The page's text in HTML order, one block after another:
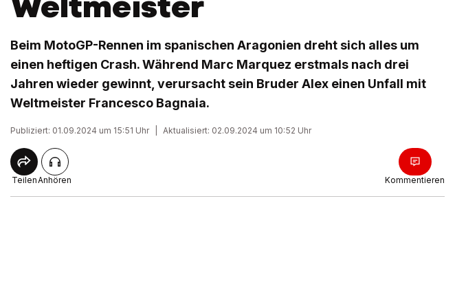
Beim MotoGP-Rennen im spanischen Aragonien dreht sich alles um
einen heftigen Crash. Während Marc Marquez erstmals nach drei
Jahren wieder gewinnt, verursacht sein Bruder Alex einen Unfall mit
Weltmeister Francesco Bagnaia.
Publiziert: 01.09.2024 um 15:51 Uhr Aktualisiert: 02.09.2024 um 10:52 Uhr
TeilenAnhören Kommentieren